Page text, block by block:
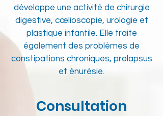
développe une activité de chirurgie
digestive, cœlioscopie, urologie et
plastique infantile. Elle traite
également des problèmes de
constipations chroniques, prolapsus
et énurésie.
Consultation